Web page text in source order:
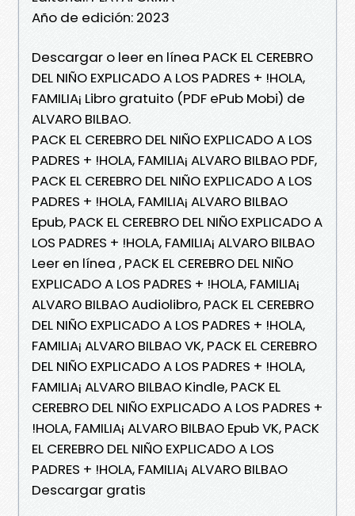
Año de edición: 2023
Descargar o leer en línea PACK EL CEREBRO
DEL NIÑO EXPLICADO A LOS PADRES + !HOLA,
FAMILIA¡ Libro gratuito (PDF ePub Mobi) de
ALVARO BILBAO.
PACK EL CEREBRO DEL NIÑO EXPLICADO A LOS
PADRES + !HOLA, FAMILIA¡ ALVARO BILBAO PDF,
PACK EL CEREBRO DEL NIÑO EXPLICADO A LOS
PADRES + !HOLA, FAMILIA¡ ALVARO BILBAO
Epub, PACK EL CEREBRO DEL NIÑO EXPLICADO A
LOS PADRES + !HOLA, FAMILIA¡ ALVARO BILBAO
Leer en línea , PACK EL CEREBRO DEL NIÑO
EXPLICADO A LOS PADRES + !HOLA, FAMILIA¡
ALVARO BILBAO Audiolibro, PACK EL CEREBRO
DEL NIÑO EXPLICADO A LOS PADRES + !HOLA,
FAMILIA¡ ALVARO BILBAO VK, PACK EL CEREBRO
DEL NIÑO EXPLICADO A LOS PADRES + !HOLA,
FAMILIA¡ ALVARO BILBAO Kindle, PACK EL
CEREBRO DEL NIÑO EXPLICADO A LOS PADRES +
!HOLA, FAMILIA¡ ALVARO BILBAO Epub VK, PACK
EL CEREBRO DEL NIÑO EXPLICADO A LOS
PADRES + !HOLA, FAMILIA¡ ALVARO BILBAO
Descargar gratis